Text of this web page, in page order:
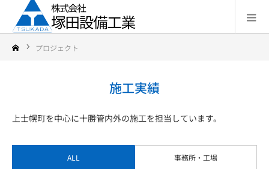
プロジェクト
施工実績
上士幌町を中心に十勝管内外の施工を担当しています。
ALL 事務所・工場